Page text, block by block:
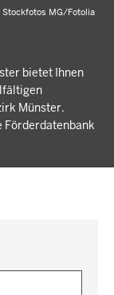
Stockfotos MG/Fotolia
bietet Ihnen
Münster.
Förderdatenbank